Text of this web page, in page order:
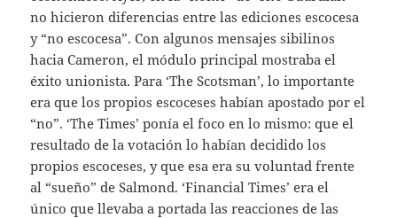
no hicieron diferencias entre las ediciones escocesa
y “no escocesa”. Con algunos mensajes sibilinos
hacia Cameron, el módulo principal mostraba el
éxito unionista. Para ‘The Scotsman’, lo importante
era que los propios escoceses habían apostado por el
“no”. ‘The Times’ ponía el foco en lo mismo: que el
resultado de la votación lo habían decidido los
propios escoceses, y que esa era su voluntad frente
al “sueño” de Salmond. ‘Financial Times’ era el
único que llevaba a portada las reacciones de las